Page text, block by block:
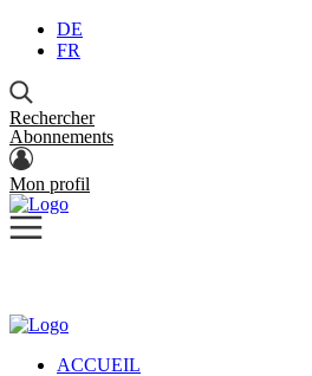
DE
FR
Rechercher
Abonnements
Mon profil
ACCUEIL